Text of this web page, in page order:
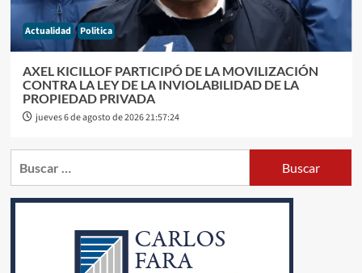
Actualidad Politica
AXEL KICILLOF PARTICIPÓ DE LA MOVILIZACIÓN
CONTRA LA LEY DE LA INVIOLABILIDAD DE LA
PROPIEDAD PRIVADA
jueves 6 de agosto de 2026 21:57:24